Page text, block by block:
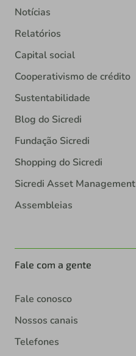
Notícias
Relatórios
Capital social
Cooperativismo de crédito
Sustentabilidade
Blog do Sicredi
Fundação Sicredi
Shopping do Sicredi
Sicredi Asset Management
Assembleias
Fale com a gente
Fale conosco
Nossos canais
Telefones